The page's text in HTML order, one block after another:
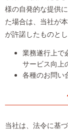
様の自発的な提供
た場合は、当社が
が許諾したものとし
業務遂行上で
サービス向上
各種のお問い
当社は、法令に基